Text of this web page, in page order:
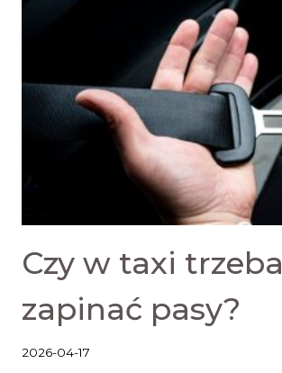
Czy w taxi trzeba
zapinać pasy?
2026-04-17